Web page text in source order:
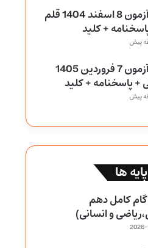
دانلود آزمون 8 اسفند 1404 قلم
+ کلید
دانلود آزمون 7 فروردین 1405
+ پاسخنامه + کلید
ها
گام کامل دهم
و انسانی)